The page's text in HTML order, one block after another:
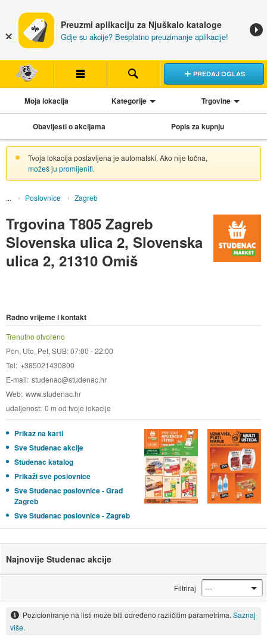
Preuzmi aplikaciju za Njuškalo kataloge
Gdje su akcije? Besplatno preuzimanje aplikacije!
PREDAJ OGLAS
Moja lokacija Kategorije Trgovine
Obavijesti o akcijama Popis za kupnju
Tvoja lokacija postavljena je automatski. Ako nije točna,
možeš ju promijeniti.
Poslovnice Zagreb
Trgovina T805 Zagreb
Slovenska ulica 2, Slovenska
ulica 2, 21310 Omiš
Radno vrijeme i kontakt
Trenutno otvoreno
Pon, Uto, Pet, SUB: 07:00 - 22:00
Tel +385021430800
E-mail studenac@studenac.hr
Web www.studenac.hr
udaljenost 0 m od tvoje lokacije
Prikaz na karti
Sve Studenac akcije
Studenac katalog
Prikaži sve poslovnice
Sve Studenac poslovnice - Grad
Zagreb
Sve Studenac poslovnice - Zagreb
Najnovije Studenac akcije
Filtriraj
Pozicioniranje na listi može biti određeno različitim parametrima. Saznaj
više.